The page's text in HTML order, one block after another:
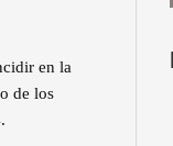
en la
de los